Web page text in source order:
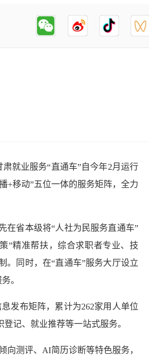
就业服务“直通车”自今年2月运行
+移动”五位一体的服务矩阵，全力
省本级将“人社为民服务直通车”
”精准帮扶，综合求职者专业、技
。同时，在“直通车”服务大厅设立
。
发布矩阵，累计为262家用人单位
记、就业推荐等一站式服务。
测评、AI简历诊断等特色服务，